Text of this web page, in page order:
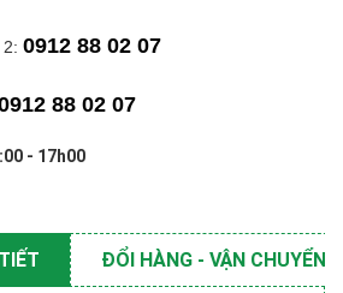
0912 88 02 07
88 02 07
- 17h00
ĐỔI HÀNG - VẬN CHUYỂN